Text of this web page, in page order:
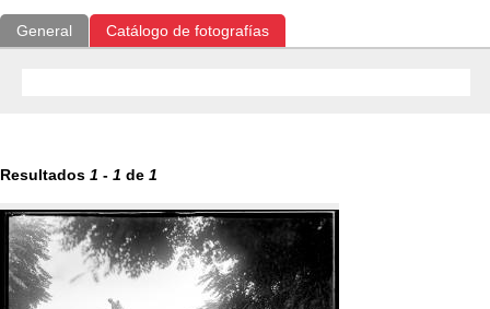
General Catálogo de fotografías
Resultados 1 - 1 de 1